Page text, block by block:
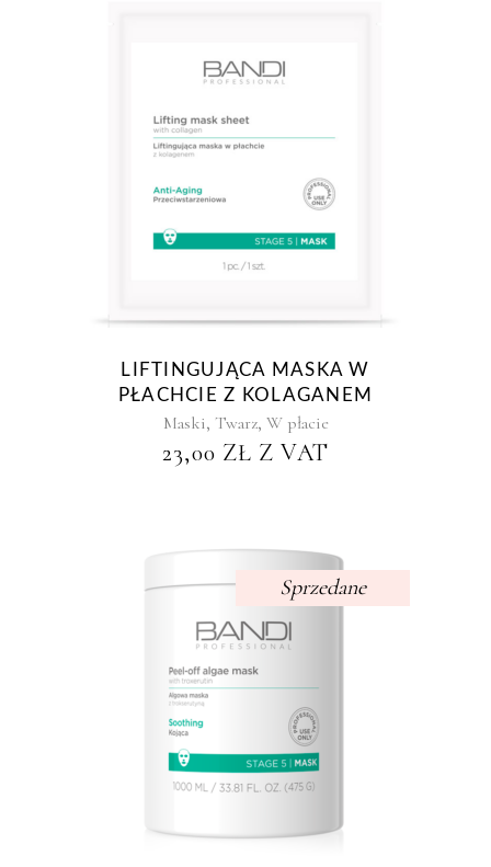
LIFTINGUJĄCA MASKA W
PŁACHCIE Z KOLAGANEM
Maski, Twarz, W płacie
23,00 ZŁ Z VAT
Sprzedane